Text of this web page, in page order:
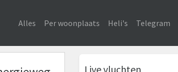
Alles Per woonplaats Heli's Telegram
Live vluchten